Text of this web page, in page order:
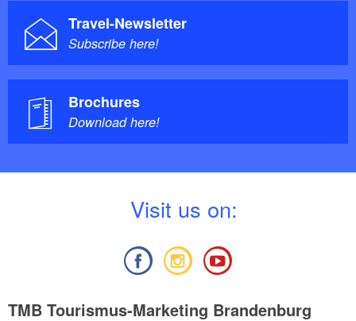
Travel-Newsletter
Subscribe here!
Brochures
Download here!
Visit us on:
TMB Tourismus-Marketing Brandenburg